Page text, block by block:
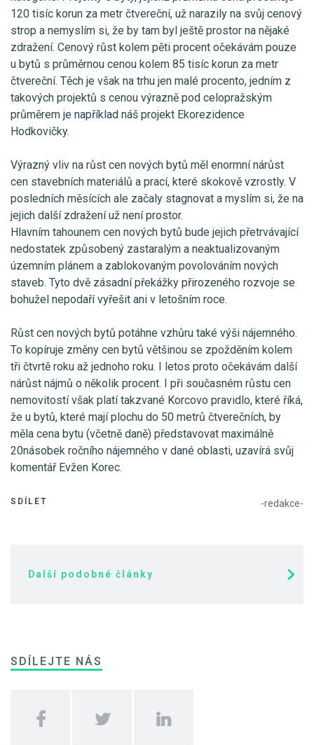
120 tisíc korun za metr čtvereční, už narazily na svůj cenový
strop a nemyslím si, že by tam byl ještě prostor na nějaké
zdražení. Cenový růst kolem pěti procent očekávám pouze
u bytů s průměrnou cenou kolem 85 tisíc korun za metr
čtvereční. Těch je však na trhu jen malé procento, jedním z
takových projektů s cenou výrazně pod celopražským
průměrem je například náš projekt Ekorezidence
Hodkovičky.
Výrazný vliv na růst cen nových bytů měl enormní nárůst
cen stavebních materiálů a prací, které skokově vzrostly. V
posledních měsících ale začaly stagnovat a myslím si, že na
jejich další zdražení už není prostor.
Hlavním tahounem cen nových bytů bude jejich přetrvávající
nedostatek způsobený zastaralým a neaktualizovaným
územním plánem a zablokovaným povolováním nových
staveb. Tyto dvě zásadní překážky přirozeného rozvoje se
bohužel nepodaří vyřešit ani v letošním roce.
Růst cen nových bytů potáhne vzhůru také výši nájemného.
To kopíruje změny cen bytů většinou se zpožděním kolem
tři čtvrtě roku až jednoho roku. I letos proto očekávám další
nárůst nájmů o několik procent. I při současném růstu cen
nemovitostí však platí takzvané Korcovo pravidlo, které říká,
že u bytů, které mají plochu do 50 metrů čtverečních, by
měla cena bytu (včetně daně) představovat maximálně
20násobek ročního nájemného v dané oblasti, uzavírá svůj
komentář Evžen Korec.
-redakce-
SDÍLET
Další podobné články
SDÍLEJTE NÁS